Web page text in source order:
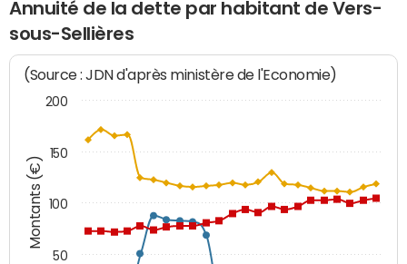
Annuité de la dette par habitant de Vers-
sous-Sellières
Montants (€)
(Source : JDN d'après ministère de l'Economie)
50
100
150
200